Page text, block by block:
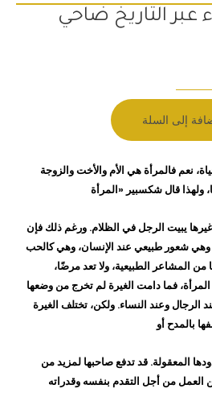
عبر التاريخ ضاحي
إلى السلة
نعم فالمرأة هي الأم والأخت والزوجة
ولهذا قال شكسبير «المرأة
يبيت الرجل في الظلام. ورغم ذلك فإن
وهي شعور طبيعي عند الإنسان، وهي كالحب
المشاعر الطبيعية، ولا تعد مرضًا،
فما دامت الغيرة لم تخرج من وضعها
وعند النساء. ولكن، تختلف الغيرة
بالمدح أو
المعقولة. قد تدفع صاحبها لمزيد من
العمل من أجل التقدم بنفسه وقدراته